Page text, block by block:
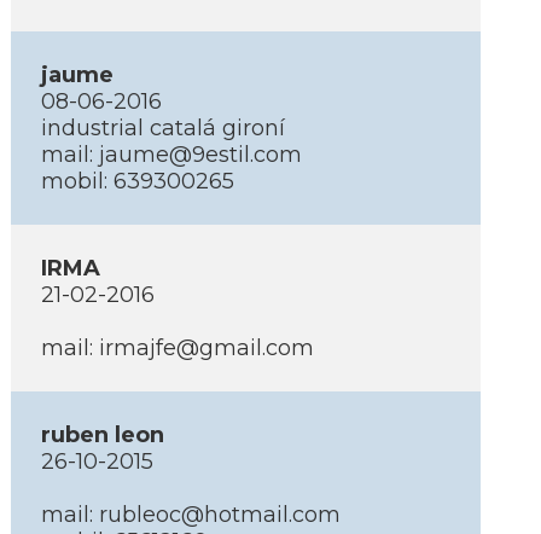
jaume
08-06-2016
industrial catalá gironí­
mail: jaume@9estil.com
mobil: 639300265
IRMA
21-02-2016
mail: irmajfe@gmail.com
ruben leon
26-10-2015
mail: rubleoc@hotmail.com